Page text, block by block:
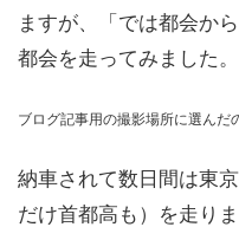
ますが、「では都会か
都会を走ってみました。
ブログ記事用の撮影場所に選んだ
納車されて数日間は東
だけ首都高も）を走りま